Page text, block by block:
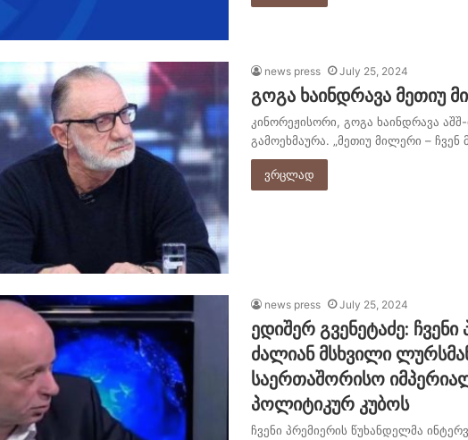
news press July 25, 2024
გოგა ხაინდრავა მეთიუ
კინორეჟისორი, გოგა ხაინდრავა
გამოეხმაურა. „მეთიუ მილერი –
ვრცლად
news press July 25, 2024
ედიშერ გვენეტაძე:
ძალიან მსხვილი
საერთაშორისო
პოლიტიკურ კუბოს
ჩვენი პრემიერის წუხანდელმა